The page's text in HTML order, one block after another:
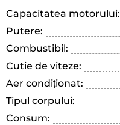
Capacitatea motorului:
Putere:
Combustibil:
Cutie de viteze:
Aer condiționat:
Tipul corpului:
Consum: